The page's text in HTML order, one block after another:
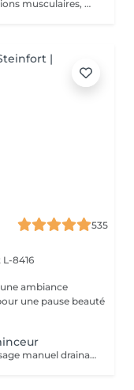
Objectif principal : Relâchement des tensions musculaires, Récupération. Massage intense ciblant les couches musculaires profondes pour soulager les tensions. Il agit directement sur les fibres musculaires, améliore la mobilité et restaure la souplesse des tissus. Véritable rituel de détente et de récupération, le massage des tissus profonds est un soin d'exception qui agit au cur des tensions musculaires. Grâce à des manuvres lentes et précises, il libère les zones de stress, relance la circulation et rééquilibre le corps en profondeur. Ce massage offre une sensation immédiate de relâchement, tout en procurant un bien-être durable et une profonde harmonisation du corps et de l'esprit. Fréquence recommandée : une séance par semaine en phase de soulagement pendant 2 à 4 semaines afin de libérer les tensions profondes et soutenir la récupération musculaire, puis une séance toutes les 3 à 4 semaines en entretien pour préserver souplesse, mobilité et confort durable.
535
8416
ambiance
une pause beauté
Ce soin endermologie est suivi d'un massage manuel drainant au baume de modelage cryo. Il réactive les fonctions d'élimination de l'organisme, active les échanges circulatoires, élimine et draine les toxines et stimule la circulation lymphatique. - Actifs décongestionnants, drainants et tonifiants - Amélioration de la circulation sanguine et réduction de l'inflammation, adieu les jambes lourdes, gonflées et douloureuses - Convient également au femmes enceintes et allaitantes